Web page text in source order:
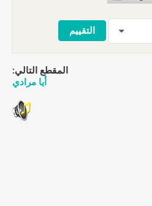
المقطع التالي:
أيا مرادي